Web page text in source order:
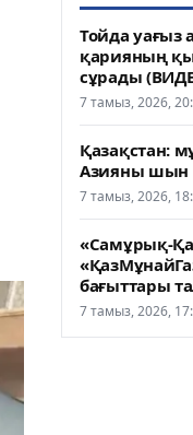
Тойда уағыз
қарияның
сұрады
7 тамыз, 2026,
Қазақстан:
Азияны шын
7 тамыз, 2026,
«Самұрық-
бағыттары
7 тамыз, 2026,